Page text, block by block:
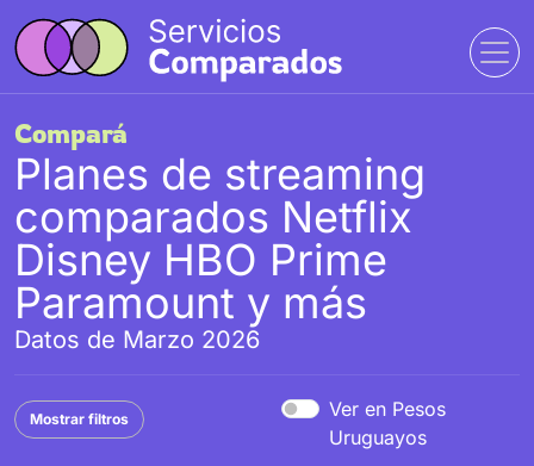
Compará
Planes de streaming
comparados Netflix
Disney HBO Prime
Paramount y más
Datos de Marzo 2026
Mostrar filtros
Ver en Pesos
Uruguayos